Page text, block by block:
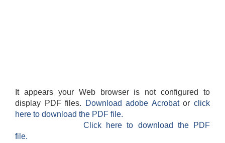
It appears your Web browser is not configured to
display PDF files.
Download adobe Acrobatorclick
here to download the PDF file.
Click here to download the PDF
file.